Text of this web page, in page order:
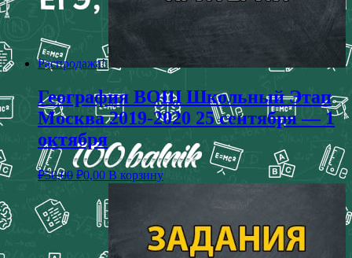
Распродажа!
География ВОШ Школьный Этап
Москва 2019-2020 25 сентября — 1
октября
₽50,00 ₽0,00 В корзину